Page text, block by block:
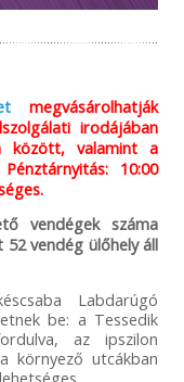
megvásárolhatják
irodájában
között, valamint a
10:00
vendégek száma
vendég ülőhely áll
Labdarúgó
be: a Tessedik
az ipszilon
környező utcákban